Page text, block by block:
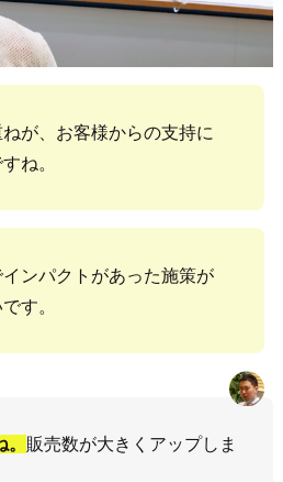
が、お客様からの支持に
ね。
ンパクトがあった施策が
す。
販売数が大きくアップしま